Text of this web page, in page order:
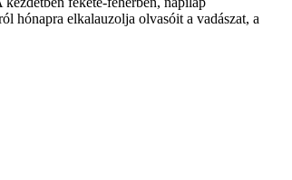
hónapra elkalauzolja olvasóit a vadászat, a